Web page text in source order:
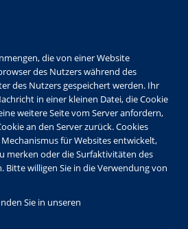
die von einer Website
des Nutzers während des
des Nutzers gespeichert werden. Ihr
in einer kleinen Datei, die Cookie
weitere Seite vom Server anfordern,
an den Server zurück. Cookies
für Websites entwickelt,
merken oder die Surfaktivitäten des
Bitte willigen Sie in die Verwendung von
Sie in unseren